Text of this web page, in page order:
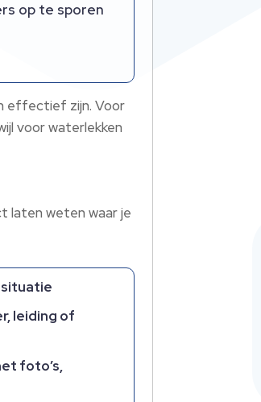
op te sporen
effectief zijn. Voor
voor waterlekken
laten weten waar je
leiding of
foto’s,